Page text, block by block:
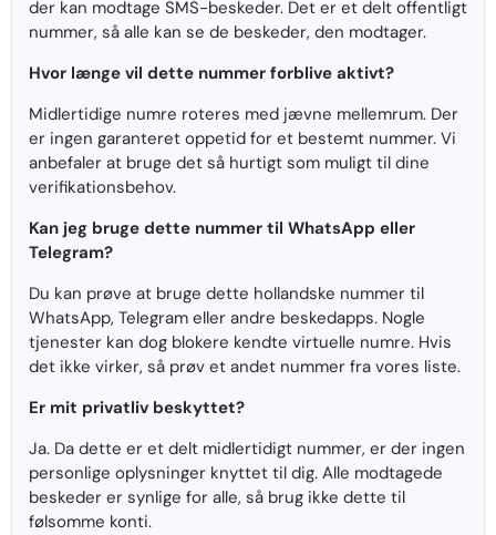
der kan modtage SMS-beskeder. Det er et delt offentligt
nummer, så alle kan se de beskeder, den modtager.
Hvor længe vil dette nummer forblive aktivt?
Midlertidige numre roteres med jævne mellemrum. Der
er ingen garanteret oppetid for et bestemt nummer. Vi
anbefaler at bruge det så hurtigt som muligt til dine
verifikationsbehov.
Kan jeg bruge dette nummer til WhatsApp eller
Telegram?
Du kan prøve at bruge dette hollandske nummer til
WhatsApp, Telegram eller andre beskedapps. Nogle
tjenester kan dog blokere kendte virtuelle numre. Hvis
det ikke virker, så prøv et andet nummer fra vores liste.
Er mit privatliv beskyttet?
Ja. Da dette er et delt midlertidigt nummer, er der ingen
personlige oplysninger knyttet til dig. Alle modtagede
beskeder er synlige for alle, så brug ikke dette til
følsomme konti.